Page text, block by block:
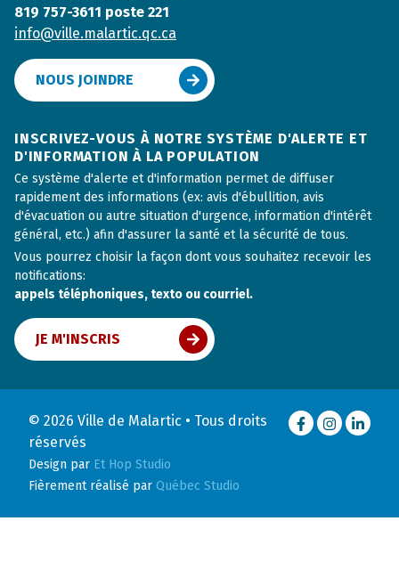
819 757-3611 poste 221
info@ville.malartic.qc.ca
NOUS JOINDRE
INSCRIVEZ-VOUS À NOTRE SYSTÈME D'ALERTE ET
D'INFORMATION À LA POPULATION
Ce système d'alerte et d'information permet de diffuser
rapidement des informations (ex: avis d'ébullition, avis
d'évacuation ou autre situation d'urgence, information d'intérêt
général, etc.) afin d'assurer la santé et la sécurité de tous.
Vous pourrez choisir la façon dont vous souhaitez recevoir les
notifications:
appels téléphoniques, texto ou courriel.
JE M'INSCRIS
© 2026 Ville de Malartic • Tous droits
réservés
Design par Et Hop Studio
Fièrement réalisé par Québec Studio
Facebook
Instagram